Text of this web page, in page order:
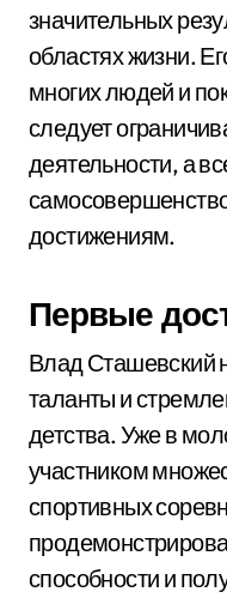
значительных
областях жизни.
многих людей и
следует
деятельности, а
достижениям.
Первые
Влад Сташевский
таланты и
детства. Уже в
участником
спортивных
способности и